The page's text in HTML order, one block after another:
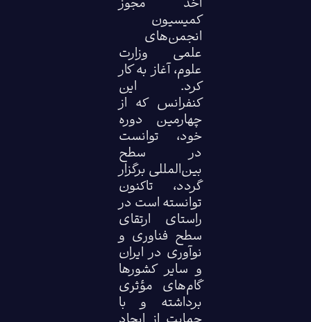
کمیسیون
انجمن‌های
علمی وزارت
علوم، آغاز به کار
کرد. این
کنفرانس که از
چهارمین دوره
خود، توانست
در سطح
بین‌المللی برگزار
گردد، تاکنون
توانسته است در
راستای ارتقای
سطح فناوری و
نوآوری در ایران
و سایر کشورها
گام‌های مؤثری
برداشته و با